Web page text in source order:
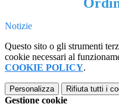
Notizie
Questo sito o gli strumenti
cookie necessari al
COOKIE POLICY.
Personalizza Rifiuta tutti i
Gestione cookie